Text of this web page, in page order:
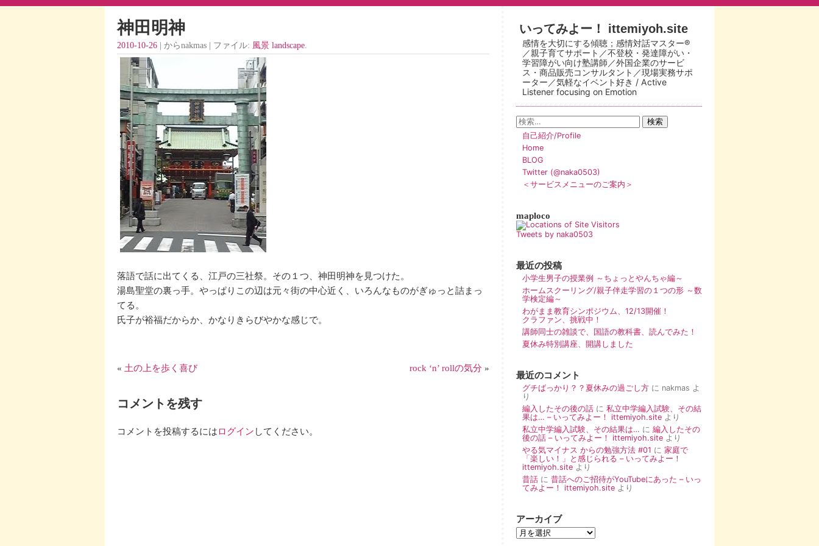
神田明神
2010-10-26 | からnakmas | ファイル: 風景 landscape.
落語で話に出てくる、江戸の三社祭。その１つ、神田明神を見つけた。
湯島聖堂の裏っ手。やっぱりこの辺は元々街の中心近く、いろんなものがぎゅっと詰まっ
てる。
氏子が裕福だからか、かなりきらびやかな感じで。
« 土の上を歩く喜び rock ‘n’ rollの気分»
コメントを残す
コメントを投稿するにはログイン してください。
いってみよー！ ittemiyoh.site
感情を大切にする傾聴；感情対話マスター®
／親子育てサポート／不登校・発達障がい・
学習障がい向け塾講師／外国企業のサービ
ス・商品販売コンサルタント／現場実務サポ
ーター／気軽なイベント好き / Active
Listener focusing on Emotion
自己紹介/Profile
Home
BLOG
Twitter (@naka0503)
＜サービスメニューのご案内＞
maploco
Tweets by naka0503
最近の投稿
小学生男子の授業例 ～ちょっとやんちゃ編～
ホームスクーリング/親子伴走学習の１つの形 ～数
学検定編～
わがまま教育シンポジウム、12/13開催！
クラファン、挑戦中！
講師同士の雑談で、国語の教科書、読んでみた！
夏休み特別講座、開講しました
最近のコメント
グチばっかり？？夏休みの過ごし方に nakmas よ
り
編入したその後の話に 私立中学編入試験、その結
果は… – いってみよー！ ittemiyoh.siteより
私立中学編入試験、その結果は… に 編入したその
後の話 – いってみよー！ ittemiyoh.siteより
やる気マイナス からの勉強方法 #01 に 家庭で
「楽しい！」と感じられる – いってみよー！
ittemiyoh.siteより
昔話に 昔話へのご招待がYouTubeにあった – いっ
てみよー！ ittemiyoh.siteより
アーカイブ